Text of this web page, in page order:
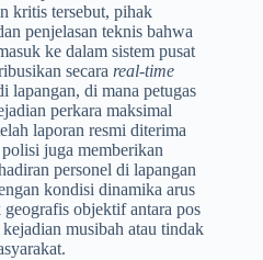
kritis tersebut, pihak
penjelasan teknis bahwa
ke dalam sistem pusat
secara real-time
lapangan, di mana petugas
perkara maksimal
laporan resmi diterima
juga memberikan
personel di lapangan
kondisi dinamika arus
objektif antara pos
musibah atau tindak